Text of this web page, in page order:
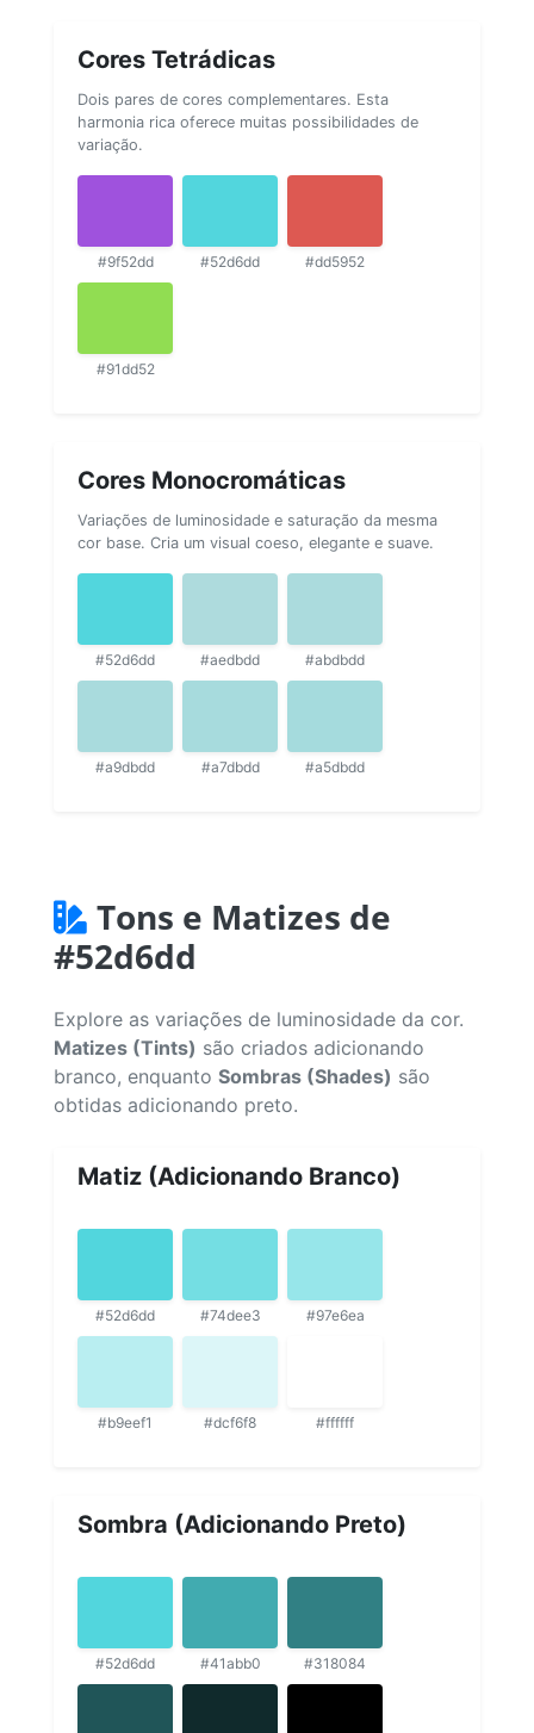
Cores Tetrádicas
Dois pares de cores complementares. Esta
harmonia rica oferece muitas possibilidades de
variação.
#9f52dd #52d6dd #dd5952
#91dd52
Cores Monocromáticas
Variações de luminosidade e saturação da mesma
cor base. Cria um visual coeso, elegante e suave.
#52d6dd #aedbdd #abdbdd
#a9dbdd #a7dbdd #a5dbdd
Tons e Matizes de
#52d6dd
Explore as variações de luminosidade da cor.
Matizes (Tints) são criados adicionando
branco, enquanto Sombras (Shades) são
obtidas adicionando preto.
Matiz (Adicionando Branco)
#52d6dd #74dee3 #97e6ea
#b9eef1 #dcf6f8 #ffffff
Sombra (Adicionando Preto)
#52d6dd #41abb0 #318084